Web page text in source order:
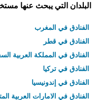
البلدان التي يبحث عنها
الفنادق في المغرب
الفنادق في قطر
الفنادق في المملكة العربية
الفنادق في تركيا
الفنادق في إندونيسيا
الفنادق في الامارات العربية